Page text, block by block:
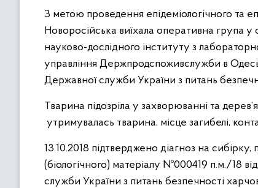
З метою проведення епідеміологічного та
Новоросійська виїхала оперативна група у
науково-дослідного інституту з
управління Держпродспоживслужби в
Державної служби України з питань
Тварина підозріла у захворюванні та
утримувалась тварина, місце загибелі,
13.10.2018 підтверджено діагноз на
(біологічного) матеріалу №000419 п.м./18
служби України з питань безпечності